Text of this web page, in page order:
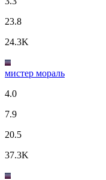
23.8
24.3K
мистер мораль
4.0
7.9
20.5
37.3K